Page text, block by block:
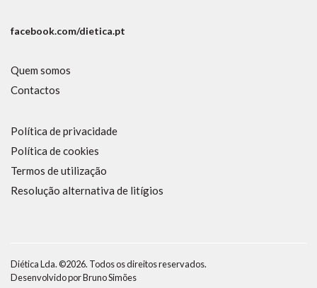
facebook.com/dietica.pt
Quem somos
Contactos
Política de privacidade
Política de cookies
Termos de utilização
Resolução alternativa de litígios
Diética Lda. ©2026. Todos os direitos reservados.
Desenvolvido porBruno Simões